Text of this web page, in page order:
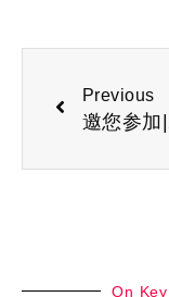
Previous
On Key